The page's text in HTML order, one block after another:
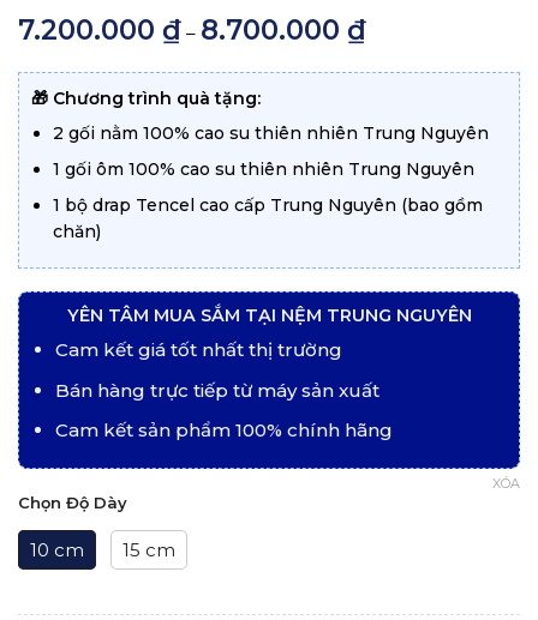
5 dựa trên
7.200.000 ₫ – 8.700.000 ₫Khoảng
7.200.000 ₫
🎁 Chương trình quà tặng:
2 gối nằm 100% cao su thiên nhiên Trung Nguyên
1 gối ôm 100% cao su thiên nhiên Trung Nguyên
1 bộ drap Tencel cao cấp Trung Nguyên (bao gồm
chăn)
YÊN TÂM MUA SẮM TẠI NỆM TRUNG NGUYÊN
Cam kết giá tốt nhất thị trường
Bán hàng trực tiếp từ máy sản xuất
Cam kết sản phẩm 100% chính hãng
Chọn Độ Dày
10 cm 15 cm
XÓA